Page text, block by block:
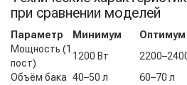
при сравнении моделей
Параметр Минимум Оптимум
Мощность (1
пост)
1200 Вт
Объём бака 40–50 л 60–70 л